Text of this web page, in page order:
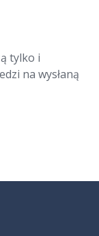
tylko i
na wysłaną